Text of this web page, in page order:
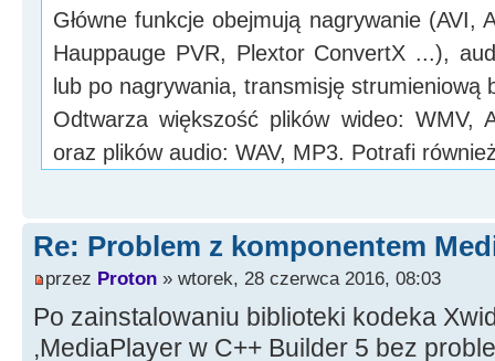
Główne funkcje obejmują nagrywanie (AVI,
Hauppauge PVR, Plextor ConvertX ...),
lub po nagrywania, transmisję strumieniową
Odtwarza większość plików wideo: WMV,
oraz plików audio: WAV, MP3. Potrafi
Re: Problem z komponentem
przez Proton » wtorek, 28 czerwca 2016, 08:03
Po zainstalowaniu biblioteki kodeka
,MediaPlayer w C++ Builder 5 bez